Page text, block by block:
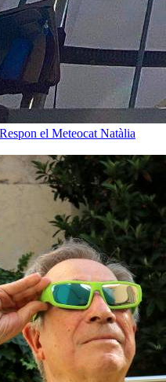
el Meteocat Natàlia